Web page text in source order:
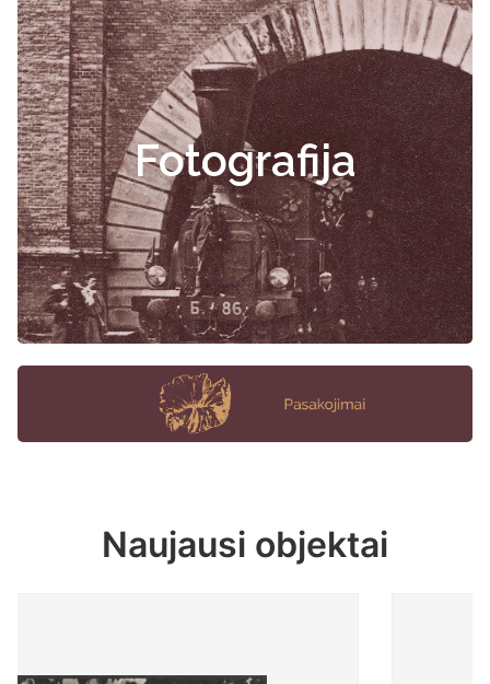
Fotografija
Naujausi objektai